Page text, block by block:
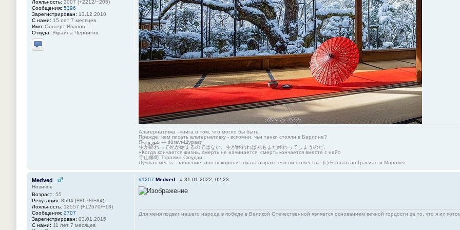
Лояльность: 2007 (+2212/−205)
Сообщения: 5396
Зарегистрирован: 13.12.2010
С нами: 15 лет 7 месяцев
Имя: Ольгерт Иванов
Откуда: Украина Чернигов
Отправить личное сообщение
Альтернативка - книга о том, что могло бы быть.
Прежде, чем писать альтернативку - вспомни, чьи танки стояли в Берлине?
Я-شوروی — šûravî-Шурави
生が終わって死が始まるのではない。生が終われば死もまた終わってしまうのだ。
«Когда кончается жизнь, смерть не начинается, смерть кончается вместе с ней»
寺山修司 Тэраяма Сюудзи
Лучшая месть - забвение, оно похоронит врага в прахе его ничтожества. (с) Бальтасар Грасиан-и-Моралес
Medved_
Новичок
Возраст: 55
Репутация: 8594 (+8678/−84)
Лояльность: 12557 (+12570/−13)
Сообщения: 2707
Зарегистрирован: 03.01.2015
С нами: 11 лет 7 месяцев
#1207 Medved_ » 31.01.2022, 02:23
Для меня подвиг нашего народа в победе в Великой Отечественной является основанием вечной гордости за то, что я их